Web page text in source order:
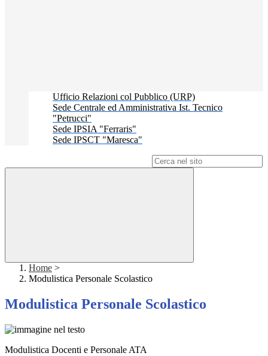
Ufficio Relazioni col Pubblico (URP)
Sede Centrale ed Amministrativa Ist. Tecnico
"Petrucci"
Sede IPSIA "Ferraris"
Sede IPSCT "Maresca"
Home >
Modulistica Personale Scolastico
Modulistica Personale Scolastico
Modulistica Docenti e Personale ATA